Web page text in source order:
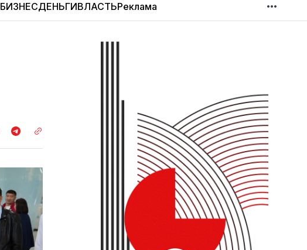
БИЗНЕСДЕНЬГИВЛАСТЬРеклама
МНЕНИЕ